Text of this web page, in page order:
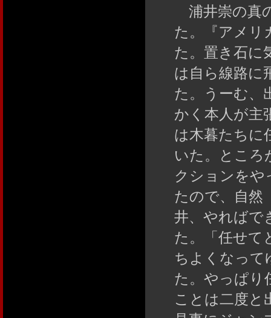
浦井崇の真
た。『アメリ
た。置き石に
は自ら線路に
た。うーむ、
かく本人が主
は木暮たちに
いた。ところ
クションを
たので、自然
井、やればで
た。「任せて
ちよくなって
た。やっぱり
ことは二度と